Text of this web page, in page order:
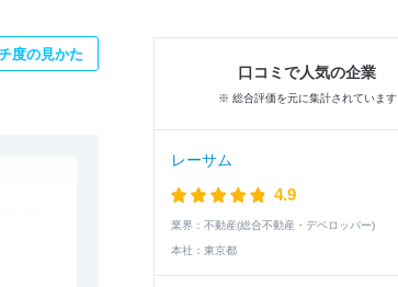
度の見かた
口コミで人気の企業
※ 総合評価を元に集計されています
レーサム
4.9
業界： 不動産(総合不動産・デベロッパー)
本社： 東京都